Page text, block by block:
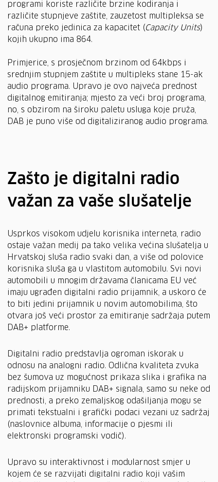
programi koriste različite brzine kodiranja i
različite stupnjeve zaštite, zauzetost multipleksa se
računa preko jedinica za kapacitet (Capacity Units)
kojih ukupno ima 864.
Primjerice, s prosječnom brzinom od 64kbps i
srednjim stupnjem zaštite u multipleks stane 15-ak
audio programa. Upravo je ovo najveća prednost
digitalnog emitiranja; mjesto za veći broj programa,
no, s obzirom na široku paletu usluga koje pruža,
DAB je puno više od digitaliziranog audio programa.
Zašto je digitalni radio
važan za vaše slušatelje
Usprkos visokom udjelu korisnika interneta, radio
ostaje važan medij pa tako velika većina slušatelja u
Hrvatskoj sluša radio svaki dan, a više od polovice
korisnika sluša ga u vlastitom automobilu. Svi novi
automobili u mnogim državama članicama EU već
imaju ugrađen digitalni radio prijamnik, a uskoro će
to biti jedini prijamnik u novim automobilima, što
otvara još veći prostor za emitiranje sadržaja putem
DAB+ platforme.
Digitalni radio predstavlja ogroman iskorak u
odnosu na analogni radio. Odlična kvaliteta zvuka
bez šumova uz mogućnost prikaza slika i grafika na
radijskom prijamniku DAB+ signala, samo su neke od
prednosti, a preko zemaljskog odašiljanja mogu se
primati tekstualni i grafički podaci vezani uz sadržaj
(naslovnice albuma, informacije o pjesmi ili
elektronski programski vodič).
Upravo su interaktivnost i modularnost smjer u
kojem će se razvijati digitalni radio koji vašim